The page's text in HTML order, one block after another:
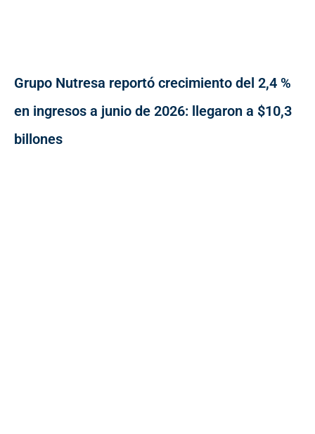
Grupo Nutresa reportó crecimiento del 2,4 %
en ingresos a junio de 2026: llegaron a $10,3
billones